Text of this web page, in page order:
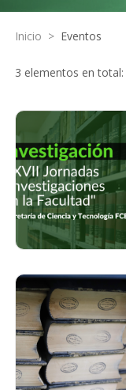
Inicio > Eventos
3 elementos en total: